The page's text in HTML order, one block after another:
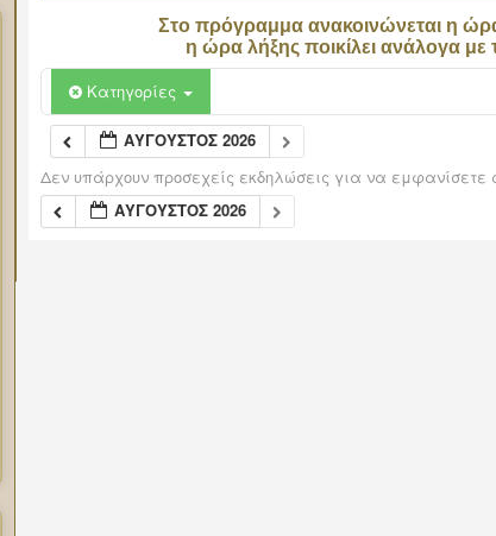
Στο πρόγραμμα ανακοινώνεται η
η ώρα λήξης ποικίλει ανάλογα με
Κατηγορίες
ΑΎΓΟΥΣΤΟΣ 2026
Δεν υπάρχουν προσεχείς εκδηλώσεις για να εμφανίσετε
ΑΎΓΟΥΣΤΟΣ 2026